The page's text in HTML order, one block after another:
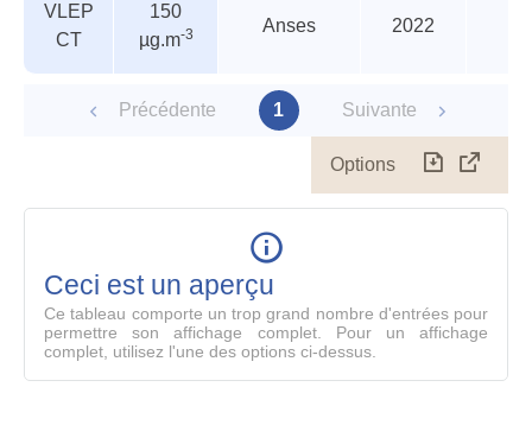
l'ANSES
et/ou
choix
du
VLEP
CT
150
µg.m-3 Anses 2022
Précédente 1 Suivante
Options
le
Ceci est un aperçu
Ce tableau comporte un trop grand nombre d'entrées pour
permettre son affichage complet. Pour un affichage
complet, utilisez l'une des options ci-dessus.